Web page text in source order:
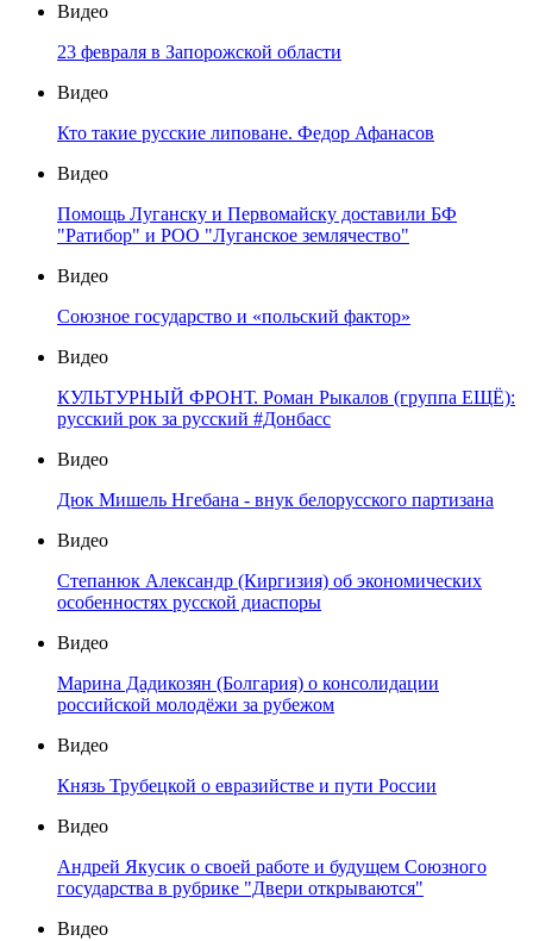
Видео
23 февраля в Запорожской области
Видео
Кто такие русские липоване. Федор Афанасов
Видео
Помощь Луганску и Первомайску доставили БФ
"Ратибор" и РОО "Луганское землячество"
Видео
Союзное государство и «польский фактор»
Видео
КУЛЬТУРНЫЙ ФРОНТ. Роман Рыкалов (группа ЕЩЁ):
русский рок за русский #Донбасс
Видео
Дюк Мишель Нгебана - внук белорусского партизана
Видео
Степанюк Александр (Киргизия) об экономических
особенностях русской диаспоры
Видео
Марина Дадикозян (Болгария) о консолидации
российской молодёжи за рубежом
Видео
Князь Трубецкой о евразийстве и пути России
Видео
Андрей Якусик о своей работе и будущем Союзного
государства в рубрике "Двери открываются"
Видео